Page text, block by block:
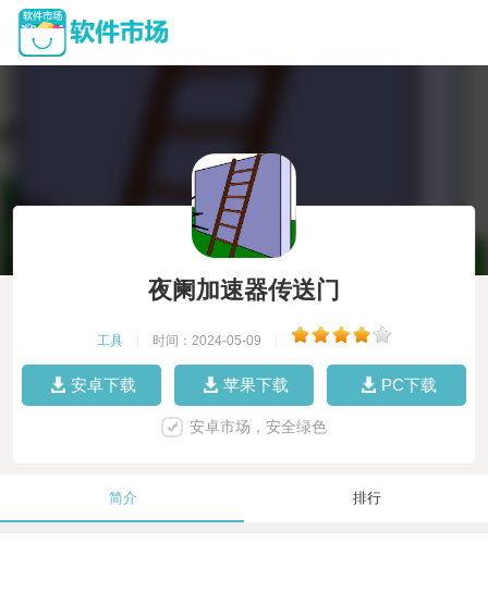
夜阑加速器传送门
工具 时间：2024-05-09
安卓下载 苹果下载 PC下载
安卓市场，安全绿色
简介 排行